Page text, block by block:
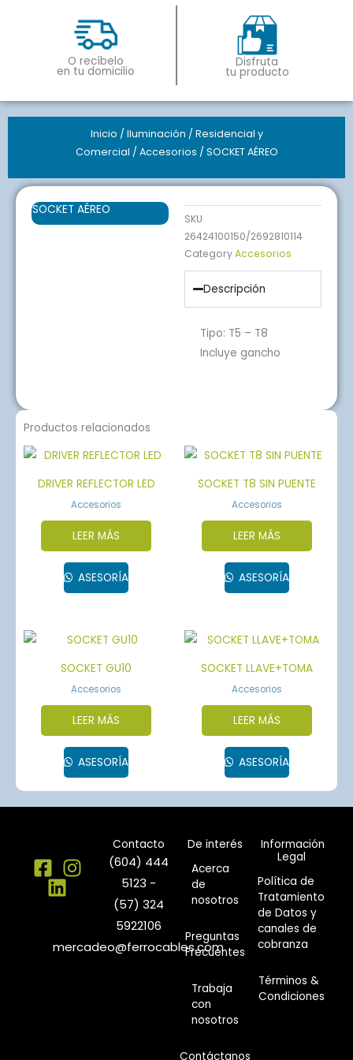
O recíbelo
en tu domicilio
Disfruta
tu producto
Inicio / Iluminación / Residencial y
Comercial / Accesorios / SOCKET AÉREO
SOCKET AÉREO
SKU
26424100150/2692810114
CategoryAccesorios
Descripción
Tipo: T5 – T8
Incluye gancho
Productos relacionados
DRIVER REFLECTOR LED
Accesorios
LEER MÁS
ASESORÍA
SOCKET T8 SIN PUENTE
Accesorios
LEER MÁS
ASESORÍA
SOCKET GU10
Accesorios
LEER MÁS
ASESORÍA
SOCKET LLAVE+TOMA
Accesorios
LEER MÁS
ASESORÍA
Contacto
(604) 444
5123 -
(57) 324
5922106
mercadeo@ferrocables.com
De interés
Acerca
de
nosotros
Preguntas
Frecuentes
Trabaja
con
nosotros
Contáctanos
Información
Legal
Política de
Tratamiento
de Datos y
canales de
cobranza
Términos &
Condiciones